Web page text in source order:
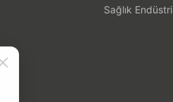
Sağlık Endüstri